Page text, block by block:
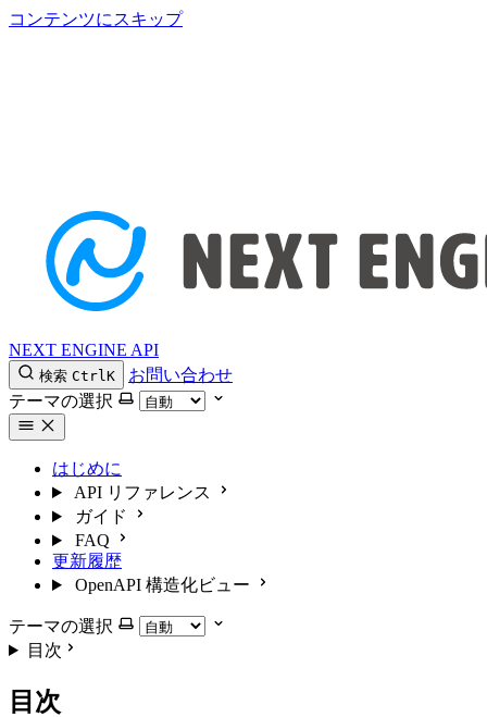
コンテンツにスキップ
NEXT ENGINE API
検索 CtrlK
お問い合わせ
テーマの選択
はじめに
API リファレンス
ガイド
FAQ
更新履歴
OpenAPI 構造化ビュー
テーマの選択
目次
目次